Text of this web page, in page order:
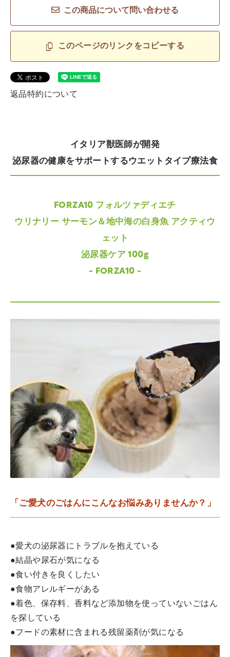
この商品について問い合わせる
このページのリンクをコピーする
返品特約について
イタリア獣医師が開発
泌尿器の健康をサポートするウエットタイプ療法食
FORZA10 フォルツァディエチ
ウリナリー サーモン＆地中海の白身魚 アクティウ
ェット
泌尿器ケア 100g
- FORZA10 -
「ご愛犬のごはんにこんなお悩みありませんか？」
●愛犬の泌尿器にトラブルを抱えている
●結晶や尿石が気になる
●食い付きを良くしたい
●食物アレルギーがある
●着色、保存料、香料など添加物を使っていないごはん
を探している
●フードの素材に含まれる残留薬剤が気になる